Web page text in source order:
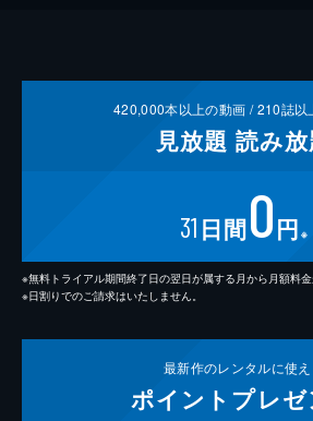
420,000本以上の動画 /210誌以
見放題 読み放
31 日間0円 ※
※無料トライアル期間終了日の翌日が属する月から月額料金
※日割りでのご請求はいたしません。
最新作のレンタルに使
ポイント プレゼ